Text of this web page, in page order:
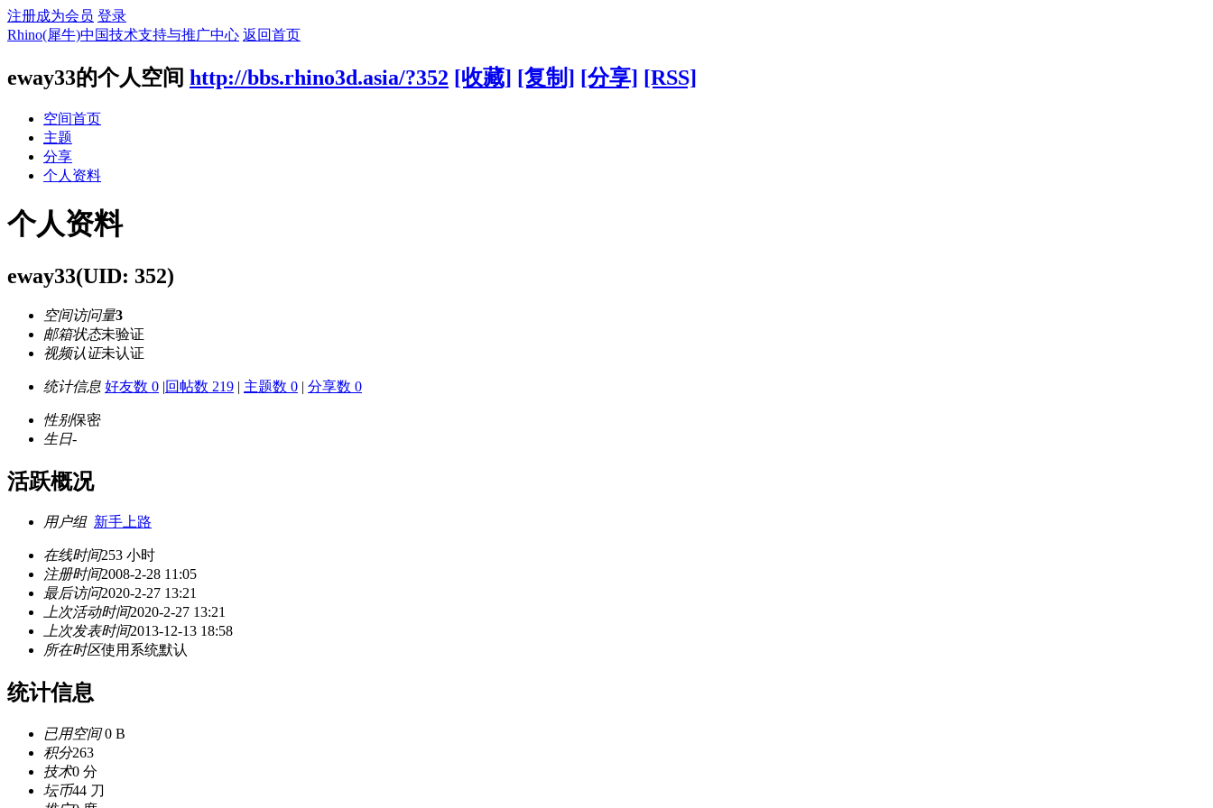
注册成为会员 登录
Rhino(犀牛)中国技术支持与推广中心 返回首页
eway33的个人空间 http://bbs.rhino3d.asia/?352 [收藏] [复制] [分享] [RSS]
空间首页
主题
分享
个人资料
个人资料
eway33(UID: 352)
空间访问量3
邮箱状态未验证
视频认证未认证
统计信息 好友数 0 |回帖数 219 | 主题数 0 | 分享数 0
性别保密
生日-
活跃概况
用户组 新手上路
在线时间253 小时
注册时间2008-2-28 11:05
最后访问2020-2-27 13:21
上次活动时间2020-2-27 13:21
上次发表时间2013-12-13 18:58
所在时区使用系统默认
统计信息
已用空间0 B
积分263
技术0 分
坛币44 刀